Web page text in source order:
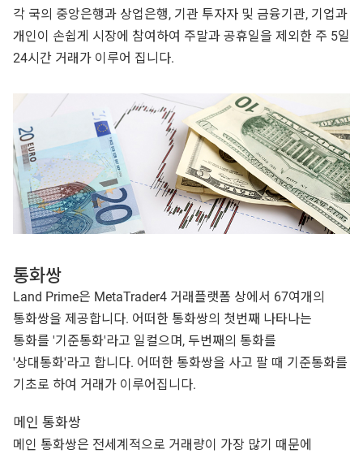
각 국의 중앙은행과 상업은행, 기관 투자자 및 금융기관, 기업과
개인이 손쉽게 시장에 참여하여 주말과 공휴일을 제외한 주 5일
24시간 거래가 이루어 집니다.
통화쌍
Land Prime은 MetaTrader4 거래플랫폼 상에서 67여개의
통화쌍을 제공합니다. 어떠한 통화쌍의 첫번째 나타나는
통화를 '기준통화'라고 일컬으며, 두번째의 통화를
'상대통화'라고 합니다. 어떠한 통화쌍을 사고 팔 때 기준통화를
기초로 하여 거래가 이루어집니다.
메인 통화쌍
메인 통화쌍은 전세계적으로 거래량이 가장 많기 때문에